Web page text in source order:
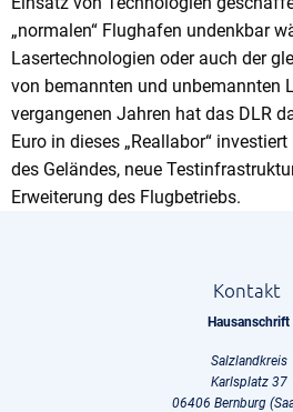
„normalen“ Flughafen undenkbar
Lasertechnologien oder auch der
von bemannten und unbemannten
vergangenen Jahren hat das DLR
Euro in dieses „Reallabor“
des Geländes, neue
Erweiterung des Flugbetriebs.
Kontakt
Hausanschrift
Salzlandkreis
Karlsplatz 37
06406 Bernburg